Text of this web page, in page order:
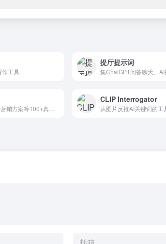
作工具
提厅提示词
CLIP Interrogator
从图片反推AI关键词的工